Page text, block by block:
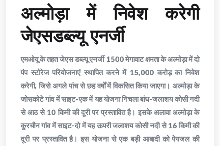
अल्मोड़ा में निवेश करेगी
जेएसडब्ल्यू एनर्जी
एमओयू के तहत जेएस डब्ल्यू एनर्जी 1500 मेगावाट क्षमता के अल्मोड़ा में दो
पंप स्टोरेज परियोजनाएं स्थापित करने में 15,000 करोड़ का निवेश
करेगी, जिसे अगले पांच से छह वर्षों में विकसित किया जाएगा। अल्मोड़ा के
जोसकोटे गांव में साइट-एक में यह योजना निचला बांध-जलाशय कोसी नदी
से आठ से 10 किमी की दूरी पर प्रस्तावित है। इसके अलावा अल्मोड़ा के
कुरचौन गांव में साइट-दो में यह ऊपरी जलाशय कोसी नदी से 16 किमी की
दूरी पर प्रस्तावित है। इस योजना से एक बड़ी आबादी को पेयजल की